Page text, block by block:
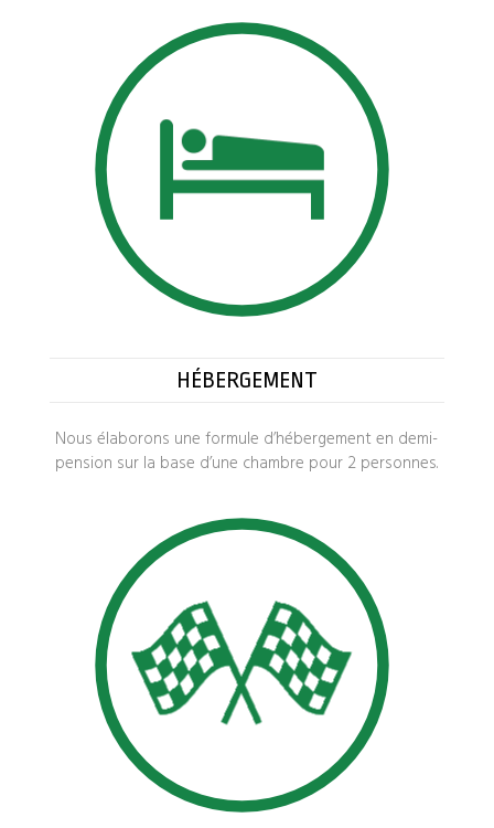
HÉBERGEMENT
Nous élaborons une formule d’hébergement en demi-
pension sur la base d’une chambre pour 2 personnes.